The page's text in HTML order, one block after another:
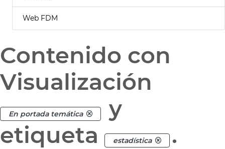
Web FDM
Contenido con
Visualización
En portada temática
y
etiqueta
estadística .